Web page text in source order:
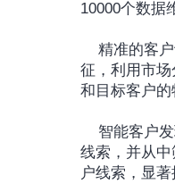
10000个数据
征，利用市
和目标客户
线索，并从
户线索，显著